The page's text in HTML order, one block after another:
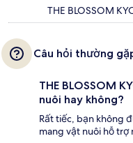
THE BLOSSOM
Câu hỏi thường
THE BLOSSOM
nuôi hay không?
Rất tiếc, bạn không
mang vật nuôi hỗ